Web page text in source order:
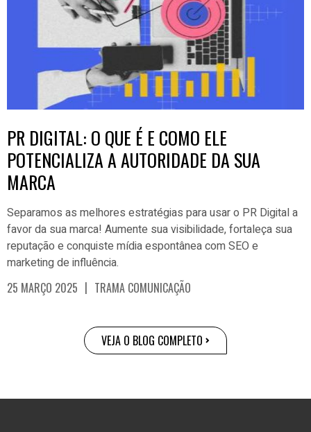
PR DIGITAL: O QUE É E COMO ELE
POTENCIALIZA A AUTORIDADE DA SUA
MARCA
Separamos as melhores estratégias para usar o PR Digital a
favor da sua marca! Aumente sua visibilidade, fortaleça sua
reputação e conquiste mídia espontânea com SEO e
marketing de influência.
25 MARÇO 2025 | TRAMA COMUNICAÇÃO
VEJA O BLOG COMPLETO